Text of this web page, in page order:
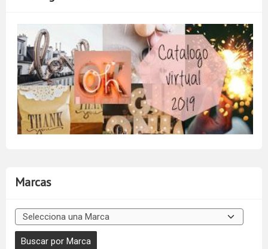
Marcas